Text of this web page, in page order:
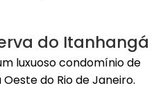
do Itanhangá
luxuoso condomínio de
do Rio de Janeiro.